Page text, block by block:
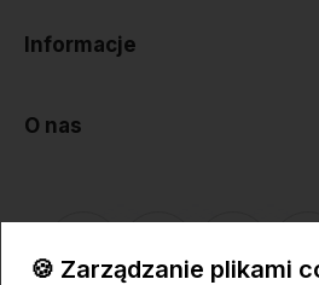
Informacje
O nas
🍪 Zarządzanie plikami